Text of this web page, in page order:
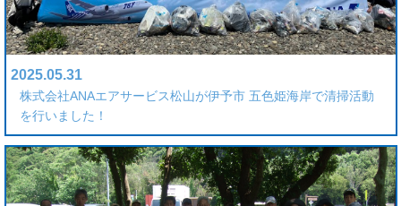
2025.05.31
株式会社ANAエアサービス松山が伊予市 五色姫海岸で清掃活動
を行いました！